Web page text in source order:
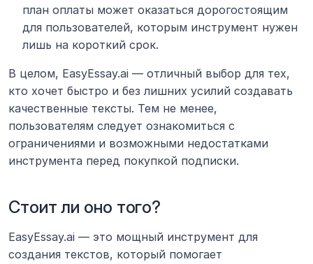
план оплаты может оказаться дорогостоящим
для пользователей, которым инструмент нужен
лишь на короткий срок.
В целом, EasyEssay.ai — отличный выбор для тех,
кто хочет быстро и без лишних усилий создавать
качественные тексты. Тем не менее,
пользователям следует ознакомиться с
ограничениями и возможными недостатками
инструмента перед покупкой подписки.
Стоит ли оно того?
EasyEssay.ai — это мощный инструмент для
создания текстов, который помогает